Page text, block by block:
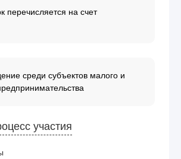
перечисляется на счет
среди субъектов малого и
участия